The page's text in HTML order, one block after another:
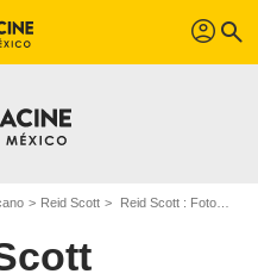
profil search
Reid Scott Reid Scott : Fotos de sus películas y series